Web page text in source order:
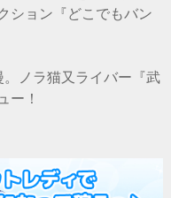
ョン『どこでもバン
ノラ猫又ライバー『武
ー！